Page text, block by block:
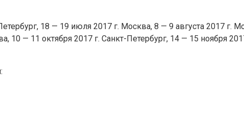
18 — 19 июля 2017 г. Москва, 8 — 9 августа 2017 г.
10 — 11 октября 2017 г. Санкт-Петербург, 14 — 15 ноября